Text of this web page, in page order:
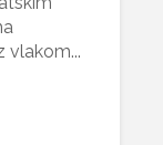
vlakom...